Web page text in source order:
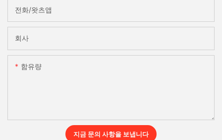
전화/왓츠앱
회사
함유량
지금 문의 사항을 보냅니다